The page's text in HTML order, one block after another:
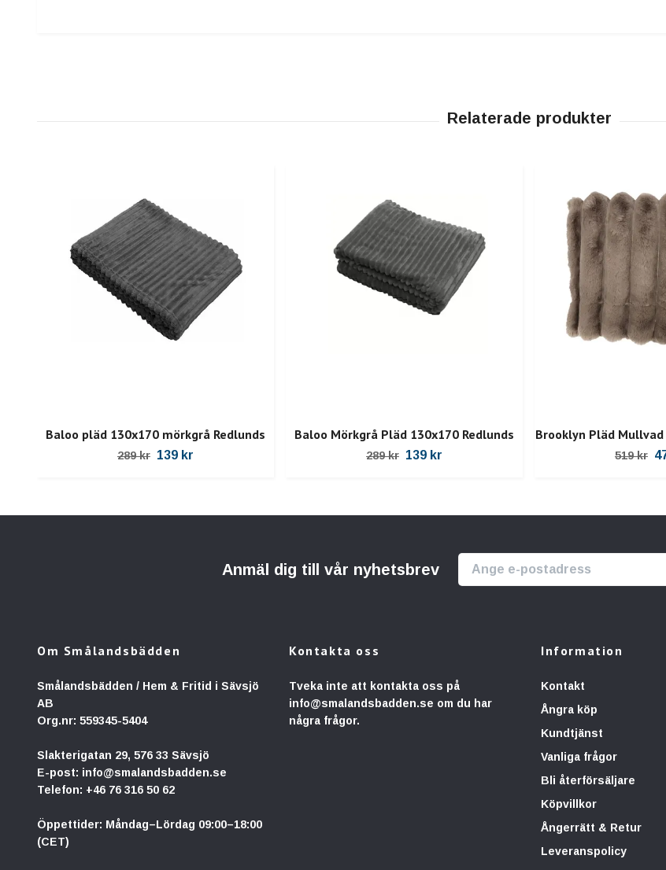
Baloo pläd 130x170 mörkgrå Redlunds
289 kr 139 kr
Baloo Mörkgrå Pläd 130x170 Redlunds
289 kr 139 kr
Brooklyn Pläd
519 kr
Anmäl dig till vår nyhetsbrev
Om Smålandsbädden
Smålandsbädden / Hem & Fritid i Sävsjö
AB
Org.nr: 559345-5404
Slakterigatan 29, 576 33 Sävsjö
E-post: info@smalandsbadden.se
Telefon: +46 76 316 50 62
Öppettider: Måndag–Lördag 09:00–18:00
(CET)
Kontakta oss
Tveka inte att kontakta oss på
info@smalandsbadden.se om du har
några frågor.
Information
Kontakt
Ångra köp
Kundtjänst
Vanliga frågor
Bli återförsäljare
Köpvillkor
Ångerrätt & Retur
Leveranspolicy